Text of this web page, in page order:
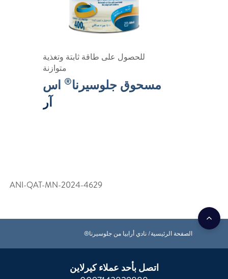
للحصول على طاقة ثابتة وتغذية
متوازنة
مسحوق جلوسيرنا® اس
آر
ANI-QAT-MN-2024-4629
الصفحة الرئيسية نادي أرابيا من جلوسيرنا®
اتصل بأحد عملاء كيرلاين